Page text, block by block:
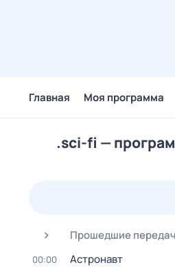
Главная Моя программа
.sci-fi —
Прошедшие
00:00 Астронавт